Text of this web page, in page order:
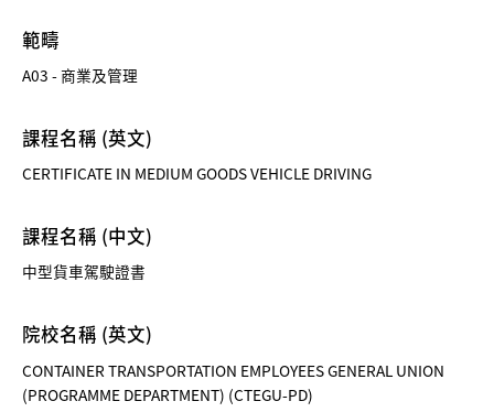
範疇
A03 - 商業及管理
課程名稱 (英文)
CERTIFICATE IN MEDIUM GOODS VEHICLE DRIVING
課程名稱 (中文)
中型貨車駕駛證書
院校名稱 (英文)
CONTAINER TRANSPORTATION EMPLOYEES GENERAL UNION
(PROGRAMME DEPARTMENT) (CTEGU-PD)